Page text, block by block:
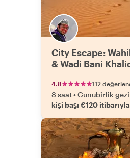
City Escape: Wahiba Sands
& Wadi Bani
4.8 112
8 saat•Gunubirlik
kişi başı €120 itibarıyla